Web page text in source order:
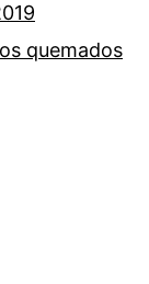
quemados